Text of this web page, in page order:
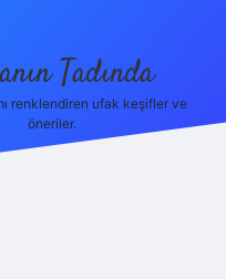
Tadında
renklendiren ufak keşifler ve
öneriler.